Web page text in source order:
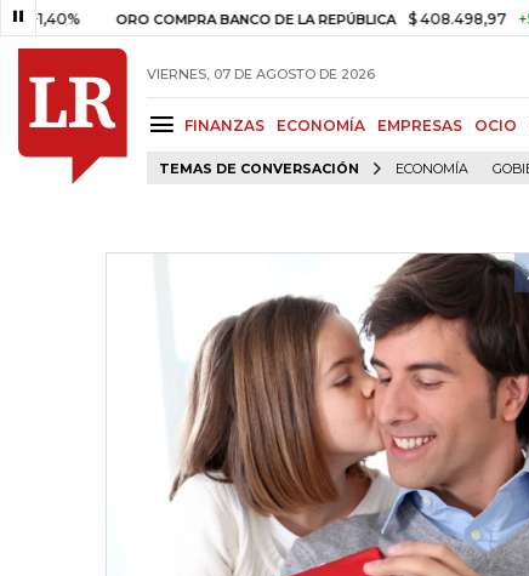
ORO COMPRA BANCO DE LA REPÚBLICA $ 408.498,97 +$
VIERNES, 07 DE AGOSTO DE 2026
FINANZAS ECONOMÍA EMPRESAS OCIO
TEMAS DE CONVERSACIÓN ECONOMÍA